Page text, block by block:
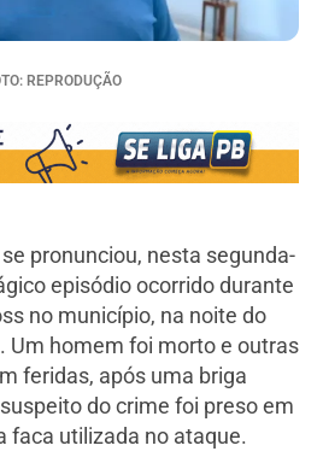
REPRODUÇÃO
pronunciou, nesta segunda-
episódio ocorrido durante
no município, na noite do
Um homem foi morto e outras
feridas, após uma briga
do crime foi preso em
faca utilizada no ataque.